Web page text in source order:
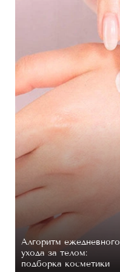
Алгоритм ежедневного
ухода за телом:
подборка косметики